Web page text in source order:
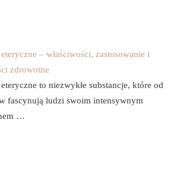
– właściwości, zastosowanie i
zdrowotne
to niezwykłe substancje, które od
fascynują ludzi swoim intensywnym
…